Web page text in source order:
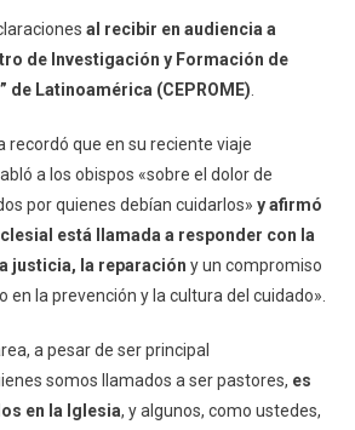
al recibir en audiencia a
de Investigación y Formación de
de Latinoamérica (CEPROME)
recordó que en su reciente viaje
a los obispos «sobre el dolor de
por quienes debían cuidarlos» y afirmó
está llamada a responder con la
justicia, la reparación y un compromiso
en la prevención y la cultura del cuidado».
a pesar de ser principal
somos llamados a ser pastores, es
en la Iglesia, y algunos, como ustedes,